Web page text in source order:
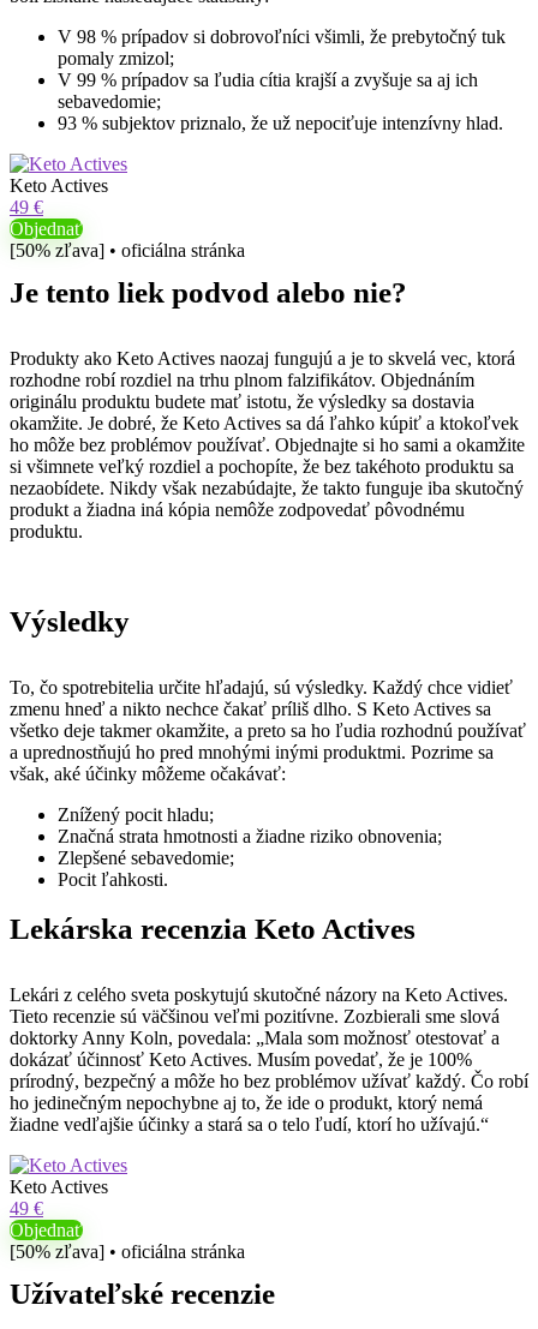
V 98 % prípadov si dobrovoľníci všimli, že prebytočný tuk
pomaly zmizol;
V 99 % prípadov sa ľudia cítia krajší a zvyšuje sa aj ich
sebavedomie;
93 % subjektov priznalo, že už nepociťuje intenzívny hlad.
Keto Actives
49 €
Objednať
[50% zľava] • oficiálna stránka
Je tento liek podvod alebo nie?
Produkty ako Keto Actives naozaj fungujú a je to skvelá vec, ktorá
rozhodne robí rozdiel na trhu plnom falzifikátov. Objednáním
originálu produktu budete mať istotu, že výsledky sa dostavia
okamžite. Je dobré, že Keto Actives sa dá ľahko kúpiť a ktokoľvek
ho môže bez problémov používať. Objednajte si ho sami a okamžite
si všimnete veľký rozdiel a pochopíte, že bez takéhoto produktu sa
nezaobídete. Nikdy však nezabúdajte, že takto funguje iba skutočný
produkt a žiadna iná kópia nemôže zodpovedať pôvodnému
produktu.
Výsledky
To, čo spotrebitelia určite hľadajú, sú výsledky. Každý chce vidieť
zmenu hneď a nikto nechce čakať príliš dlho. S Keto Actives sa
všetko deje takmer okamžite, a preto sa ho ľudia rozhodnú používať
a uprednostňujú ho pred mnohými inými produktmi. Pozrime sa
však, aké účinky môžeme očakávať:
Znížený pocit hladu;
Značná strata hmotnosti a žiadne riziko obnovenia;
Zlepšené sebavedomie;
Pocit ľahkosti.
Lekárska recenzia Keto Actives
Lekári z celého sveta poskytujú skutočné názory na Keto Actives.
Tieto recenzie sú väčšinou veľmi pozitívne. Zozbierali sme slová
doktorky Anny Koln, povedala: „Mala som možnosť otestovať a
dokázať účinnosť Keto Actives. Musím povedať, že je 100%
prírodný, bezpečný a môže ho bez problémov užívať každý. Čo robí
ho jedinečným nepochybne aj to, že ide o produkt, ktorý nemá
žiadne vedľajšie účinky a stará sa o telo ľudí, ktorí ho užívajú.“
Keto Actives
49 €
Objednať
[50% zľava] • oficiálna stránka
Užívateľské recenzie